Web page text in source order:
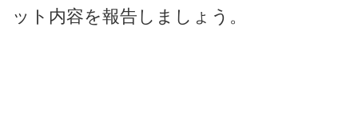
ット内容を報告しましょう。